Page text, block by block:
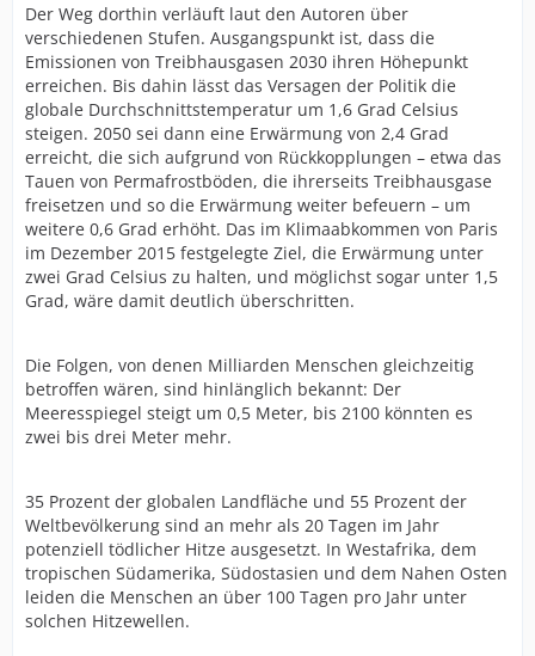
Der Weg dorthin verläuft laut den Autoren über
verschiedenen Stufen. Ausgangspunkt ist, dass die
Emissionen von Treibhausgasen 2030 ihren Höhepunkt
erreichen. Bis dahin lässt das Versagen der Politik die
globale Durchschnittstemperatur um 1,6 Grad Celsius
steigen. 2050 sei dann eine Erwärmung von 2,4 Grad
erreicht, die sich aufgrund von Rückkopplungen – etwa das
Tauen von Permafrostböden, die ihrerseits Treibhausgase
freisetzen und so die Erwärmung weiter befeuern – um
weitere 0,6 Grad erhöht. Das im Klimaabkommen von Paris
im Dezember 2015 festgelegte Ziel, die Erwärmung unter
zwei Grad Celsius zu halten, und möglichst sogar unter 1,5
Grad, wäre damit deutlich überschritten.
Die Folgen, von denen Milliarden Menschen gleichzeitig
betroffen wären, sind hinlänglich bekannt: Der
Meeresspiegel steigt um 0,5 Meter, bis 2100 könnten es
zwei bis drei Meter mehr.
35 Prozent der globalen Landfläche und 55 Prozent der
Weltbevölkerung sind an mehr als 20 Tagen im Jahr
potenziell tödlicher Hitze ausgesetzt. In Westafrika, dem
tropischen Südamerika, Südostasien und dem Nahen Osten
leiden die Menschen an über 100 Tagen pro Jahr unter
solchen Hitzewellen.